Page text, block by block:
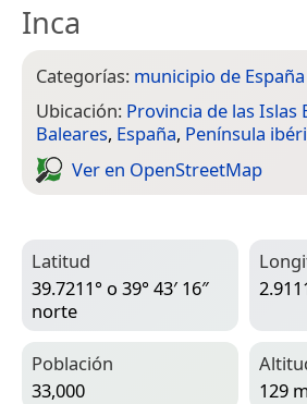
Inca
Categorías: municipio de España
Ubicación: Provincia de las Islas
Baleares, España, Península
Ver en Open­Street­Map
Latitud
39.7211° o 39° 43′ 16″
norte
Población
33,000
129